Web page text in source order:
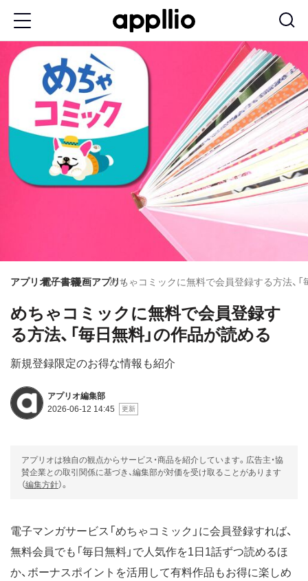
コ
ツ
アプリオ電子書籍漫画アプリめちゃコミックに無料で会員登録する方法、
めちゃコミックに無料で会員登録す
る方法、「毎日無料」の作品が読める
新規登録限定のお得な情報も紹介
アプリオ編集部
2026-06-12 14:45
アプリオは独自の観点からサービス・商品を紹介しています。広告主・協
賛企業との取引関係に基づき、編集部が対価を受け取ることがあります
（編集方針）。
電子マンガサービス「めちゃコミック」に会員登録すれば、
無料会員でも「毎日無料」で人気作を1日1話ずつ読めるほ
か、ボーナスポイントを活用して有料作品もお得に楽しめ